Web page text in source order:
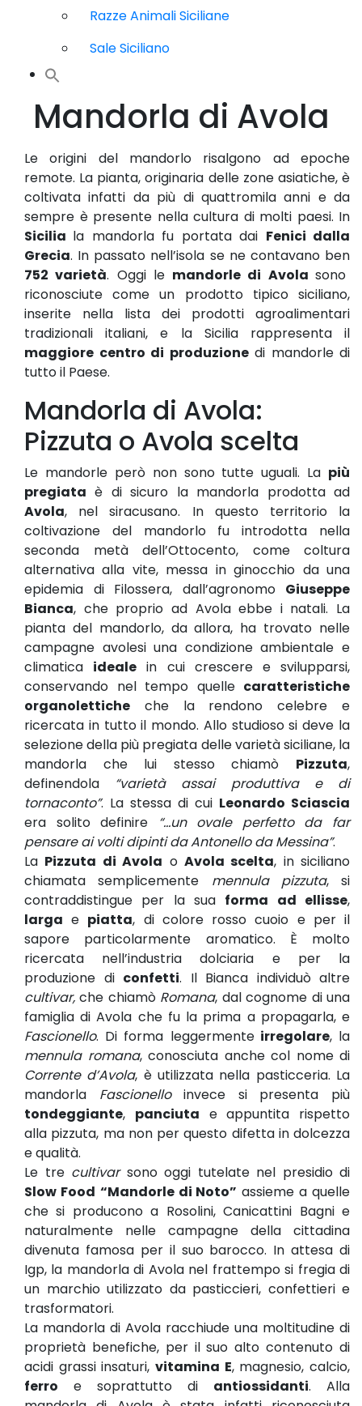
Razze Animali Siciliane
Sale Siciliano
Mandorla di Avola
Le origini del mandorlo risalgono ad epoche
remote. La pianta, originaria delle zone asiatiche, è
coltivata infatti da più di quattromila anni e da
sempre è presente nella cultura di molti paesi. In
Sicilia la mandorla fu portata dai Fenici dalla
Grecia. In passato nell’isola se ne contavano ben
752 varietà. Oggi le mandorle di Avola sono
riconosciute come un prodotto tipico siciliano,
inserite nella lista dei prodotti agroalimentari
tradizionali italiani, e la Sicilia rappresenta il
maggiore centro di produzionedi mandorle di
tutto il Paese.
Mandorla di Avola:
Pizzuta o Avola scelta
Le mandorle però non sono tutte uguali. La più
pregiata è di sicuro la mandorla prodotta ad
Avola, nel siracusano. In questo territorio la
coltivazione del mandorlo fu introdotta nella
seconda metà dell’Ottocento, come coltura
alternativa alla vite, messa in ginocchio da una
epidemia di Filossera, dall’agronomo Giuseppe
Bianca, che proprio ad Avola ebbe i natali. La
pianta del mandorlo, da allora, ha trovato nelle
campagne avolesi una condizione ambientale e
climatica ideale in cui crescere e svilupparsi,
conservando nel tempo quelle caratteristiche
organolettiche che la rendono celebre e
ricercata in tutto il mondo. Allo studioso si deve la
selezione della più pregiata delle varietà siciliane, la
mandorla che lui stesso chiamò Pizzuta,
definendola “varietà assai produttiva e di
tornaconto”. La stessa di cui Leonardo Sciascia
era solito definire “…un ovale perfetto da far
pensare ai volti dipinti da Antonello da Messina”.
La Pizzuta di Avola o Avola scelta, in siciliano
chiamata semplicemente mennula pizzuta, si
contraddistingue per la sua forma ad ellisse,
larga e piatta, di colore rosso cuoio e per il
sapore particolarmente aromatico. È molto
ricercata nell’industria dolciaria e per la
produzione di confetti. Il Bianca individuò altre
cultivar, che chiamò Romana, dal cognome di una
famiglia di Avola che fu la prima a propagarla, e
Fascionello. Di forma leggermenteirregolare, la
mennula romana, conosciuta anche col nome di
Corrente d’Avola, è utilizzata nella pasticceria. La
mandorla Fascionelloinvece si presenta più
tondeggiante, panciuta e appuntita rispetto
alla pizzuta, ma non per questo difetta in dolcezza
e qualità.
Le tre cultivarsono oggi tutelate nel presidio di
Slow Food “Mandorle di Noto” assieme a quelle
che si producono a Rosolini, Canicattini Bagni e
naturalmente nelle campagne della cittadina
divenuta famosa per il suo barocco. In attesa di
Igp, la mandorla di Avola nel frattempo si fregia di
un marchio utilizzato da pasticcieri, confettieri e
trasformatori.
La mandorla di Avola racchiude una moltitudine di
proprietà benefiche, per il suo alto contenuto di
acidi grassi insaturi, vitamina E, magnesio, calcio,
ferro e soprattutto di antiossidanti. Alla